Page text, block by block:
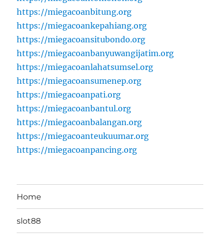
https://miegacoanbitung.org
https://miegacoankepahiang.org
https://miegacoansitubondo.org
https://miegacoanbanyuwangijatim.org
https://miegacoanlahatsumsel.org
https://miegacoansumenep.org
https://miegacoanpati.org
https://miegacoanbantul.org
https://miegacoanbalangan.org
https://miegacoanteukuumar.org
https://miegacoanpancing.org
Home
slot88